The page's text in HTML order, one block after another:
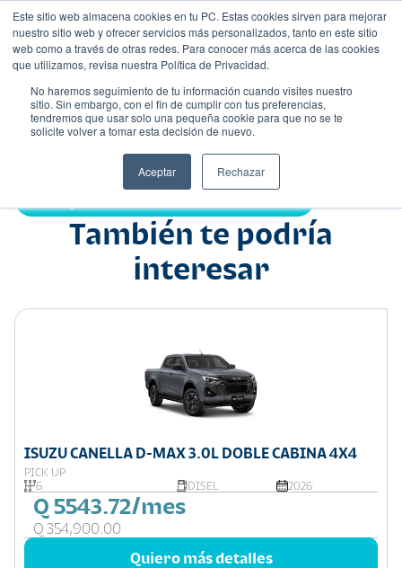
Este sitio web almacena cookies en tu PC. Estas cookies sirven para mejorar
nuestro sitio web y ofrecer servicios más personalizados, tanto en este sitio
web como a través de otras redes. Para conocer más acerca de las cookies
que utilizamos, revisa nuestra Política de Privacidad.
No haremos seguimiento de tu información cuando visites nuestro
sitio. Sin embargo, con el fin de cumplir con tus preferencias,
tendremos que usar solo una pequeña cookie para que no se te
solicite volver a tomar esta decisión de nuevo.
Aceptar Rechazar
Nombre
También te podría
interesar
ISUZU CANELLA D-MAX 3.0L DOBLE CABINA 4X4
PICK UP
6
DISEL 2026
Q 5543.72/mes
Q 354,900.00
Quiero más detalles